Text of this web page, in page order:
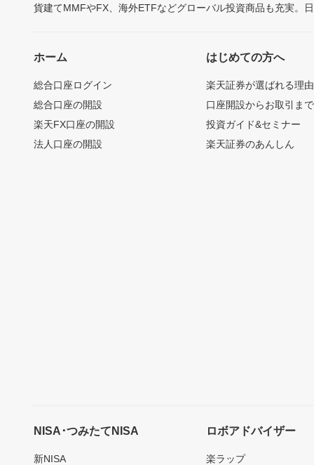
貨建てMMFやFX、海外ETFなどグローバル投資商品も充実。
ホーム
総合口座ログイン
総合口座の開設
楽天FX口座の開設
法人口座の開設
はじめての方へ
楽天証券が選ばれる理由
口座開設からお取引ま
投資ガイド&セミナー
楽天証券のあんしん
NISA･つみたてNISA
新NISA
ロボアドバイザー
楽ラップ